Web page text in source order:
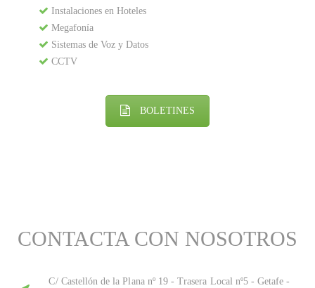
Instalaciones en Hoteles
Megafonía
Sistemas de Voz y Datos
CCTV
BOLETINES
CONTACTA CON NOSOTROS
C/ Castellón de la Plana nº 19 - Trasera Local nº5 - Getafe -